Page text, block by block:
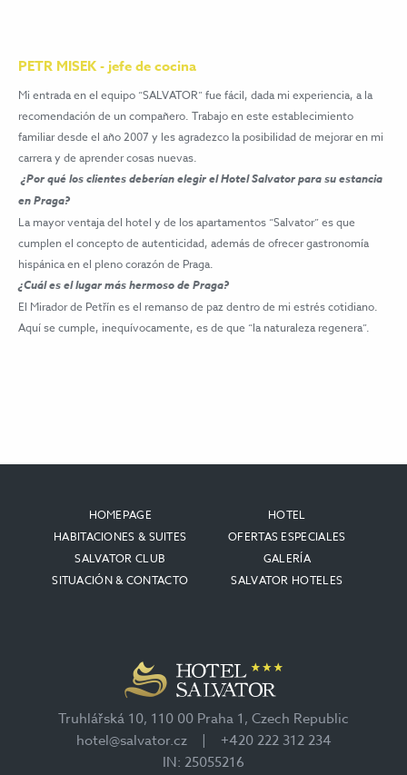
PETR MISEK - jefe de cocina
Mi entrada en el equipo “SALVATOR” fue fácil, dada mi experiencia, a la
recomendación de un compañero. Trabajo en este establecimiento
familiar desde el año 2007 y les agradezco la posibilidad de mejorar en mi
carrera y de aprender cosas nuevas.
¿Por qué los clientes deberían elegir el Hotel Salvator para su estancia
en Praga?
La mayor ventaja del hotel y de los apartamentos “Salvator” es que
cumplen el concepto de autenticidad, además de ofrecer gastronomía
hispánica en el pleno corazón de Praga.
¿Cuál es el lugar más hermoso de Praga?
El Mirador de Petřín es el remanso de paz dentro de mi estrés cotidiano.
Aquí se cumple, inequívocamente, es de que “la naturaleza regenera”.
HOMEPAGE
HOTEL
HABITACIONES & SUITES
OFERTAS ESPECIALES
SALVATOR CLUB
GALERÍA
SITUACIÓN & CONTACTO
SALVATOR HOTELES
Truhlářská 10, 110 00 Praha 1, Czech Republic
hotel@salvator.cz
|
+420 222 312 234
IN: 25055216